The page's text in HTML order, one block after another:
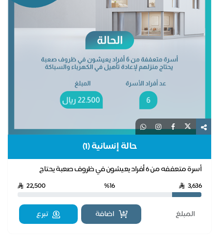
حالة إنسانية (1)
أسرة متعففه من 6 أفراد يعيشون في ظروف صعبة يحتاج
منزلهم لإعادة تأهيل في الكهرباء والسباكة
3,636
22,500
اضافة تبرع